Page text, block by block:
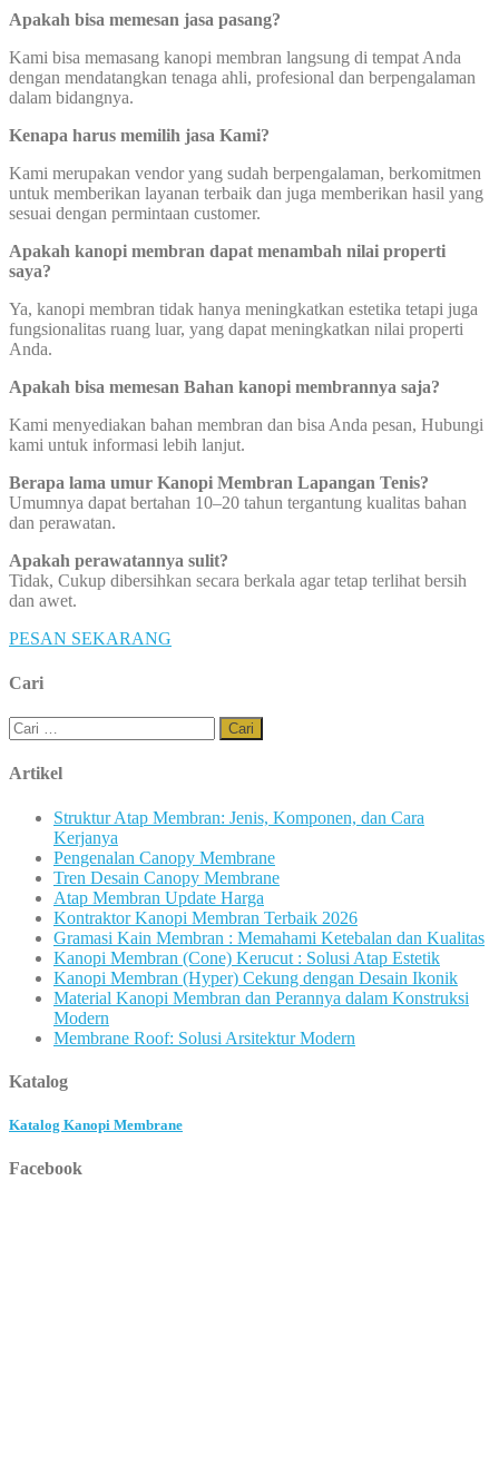
Apakah bisa memesan jasa pasang?
Kami bisa memasang kanopi membran langsung di tempat Anda
dengan mendatangkan tenaga ahli, profesional dan berpengalaman
dalam bidangnya.
Kenapa harus memilih jasa Kami?
Kami merupakan vendor yang sudah berpengalaman, berkomitmen
untuk memberikan layanan terbaik dan juga memberikan hasil yang
sesuai dengan permintaan customer.
Apakah kanopi membran dapat menambah nilai properti
saya?
Ya, kanopi membran tidak hanya meningkatkan estetika tetapi juga
fungsionalitas ruang luar, yang dapat meningkatkan nilai properti
Anda.
Apakah bisa memesan Bahan kanopi membrannya saja?
Kami menyediakan bahan membran dan bisa Anda pesan, Hubungi
kami untuk informasi lebih lanjut.
Berapa lama umur Kanopi Membran Lapangan Tenis?
Umumnya dapat bertahan 10–20 tahun tergantung kualitas bahan
dan perawatan.
Apakah perawatannya sulit?
Tidak, Cukup dibersihkan secara berkala agar tetap terlihat bersih
dan awet.
PESAN SEKARANG
Cari
Cari
untuk:
Artikel
Struktur Atap Membran: Jenis, Komponen, dan Cara
Kerjanya
Pengenalan Canopy Membrane
Tren Desain Canopy Membrane
Atap Membran Update Harga
Kontraktor Kanopi Membran Terbaik 2026
Gramasi Kain Membran : Memahami Ketebalan dan Kualitas
Kanopi Membran (Cone) Kerucut : Solusi Atap Estetik
Kanopi Membran (Hyper) Cekung dengan Desain Ikonik
Material Kanopi Membran dan Perannya dalam Konstruksi
Modern
Membrane Roof: Solusi Arsitektur Modern
Katalog
Katalog Kanopi Membrane
Facebook